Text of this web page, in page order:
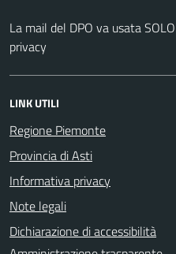
La mail del DPO va usata
privacy
LINK UTILI
Regione Piemonte
Provincia di Asti
Informativa privacy
Note legali
Dichiarazione di accessibilità